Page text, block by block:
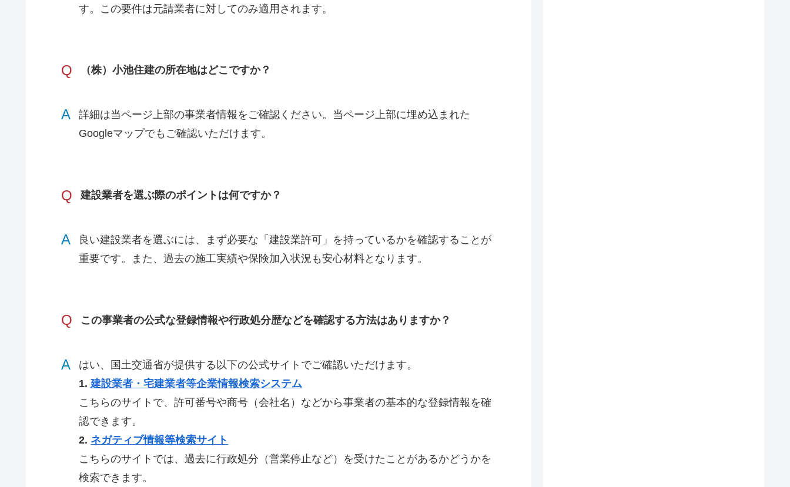
す。この要件は元請業者に対してのみ適用されます。
Q （株）小池住建の所在地はどこですか？
A
詳細は当ページ上部の事業者情報をご確認ください。当ページ上部に埋め込まれた
Googleマップでもご確認いただけます。
Q 建設業者を選ぶ際のポイントは何ですか？
A
良い建設業者を選ぶには、まず必要な「建設業許可」を持っているかを確認することが
重要です。また、過去の施工実績や保険加入状況も安心材料となります。
Q この事業者の公式な登録情報や行政処分歴などを確認する方法はありますか？
A
はい、国土交通省が提供する以下の公式サイトでご確認いただけます。
1.建設業者・宅建業者等企業情報検索システム
こちらのサイトで、許可番号や商号（会社名）などから事業者の基本的な登録情報を確
認できます。
2.ネガティブ情報等検索サイト
こちらのサイトでは、過去に行政処分（営業停止など）を受けたことがあるかどうかを
検索できます。